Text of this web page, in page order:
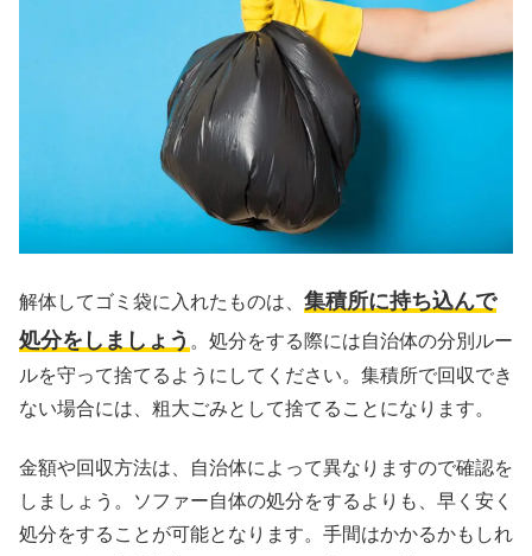
解体してゴミ袋に入れたものは、 集積所に持ち込んで
処分をしましょう 。処分をする際には自治体の分別ルー
ルを守って捨てるようにしてください。集積所で回収でき
ない場合には、粗大ごみとして捨てることになります。
金額や回収方法は、自治体によって異なりますので確認を
しましょう。ソファー自体の処分をするよりも、早く安く
処分をすることが可能となります。手間はかかるかもしれ